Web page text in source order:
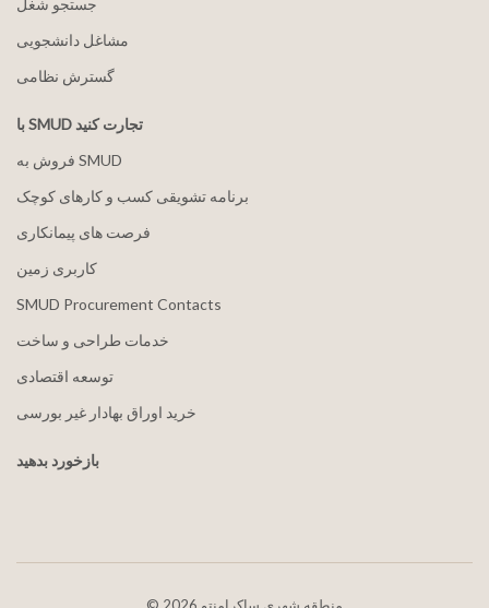
جستجو شغل
مشاغل دانشجویی
گسترش نظامی
با SMUD تجارت کنید
فروش به SMUD
برنامه تشویقی کسب و کارهای کوچک
فرصت های پیمانکاری
کاربری زمین
SMUD Procurement Contacts
خدمات طراحی و ساخت
توسعه اقتصادی
خرید اوراق بهادار غیر بورسی
بازخورد بدهید